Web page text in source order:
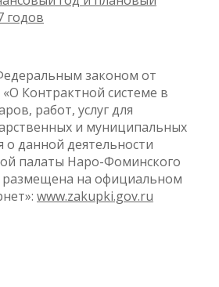
годов
законом от
Контрактной системе в
работ, услуг для
и муниципальных
данной деятельности
палаты Наро-Фоминского
размещена на официальном
www.zakupki.gov.ru